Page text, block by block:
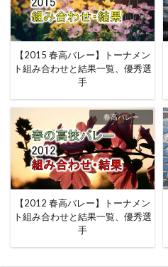
【2015 春高バレー】トーナメン
ト組み合わせと結果一覧、優秀選
手
春高バレー
【2012 春高バレー】トーナメン
ト組み合わせと結果一覧、優秀選
手